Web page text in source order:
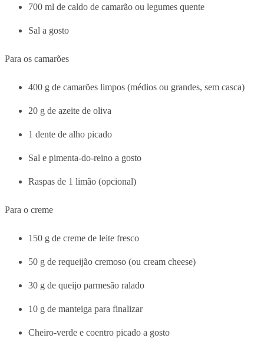
700 ml de caldo de camarão ou legumes quente
Sal a gosto
Para os camarões
400 g de camarões limpos (médios ou grandes, sem casca)
20 g de azeite de oliva
1 dente de alho picado
Sal e pimenta-do-reino a gosto
Raspas de 1 limão (opcional)
Para o creme
150 g de creme de leite fresco
50 g de requeijão cremoso (ou cream cheese)
30 g de queijo parmesão ralado
10 g de manteiga para finalizar
Cheiro-verde e coentro picado a gosto